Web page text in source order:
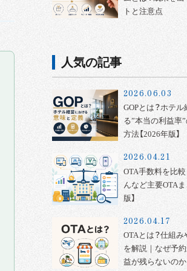
トと注意点
人気の記事
2026.06.03
GOPとは？ホテル
る”本当の利益率
方法【2026年版】
2026.04.21
OTA手数料を比較
んなど主要OTAま
版】
2026.04.17
OTAとは？仕組
を解説｜なぜ予
益が残らないのか